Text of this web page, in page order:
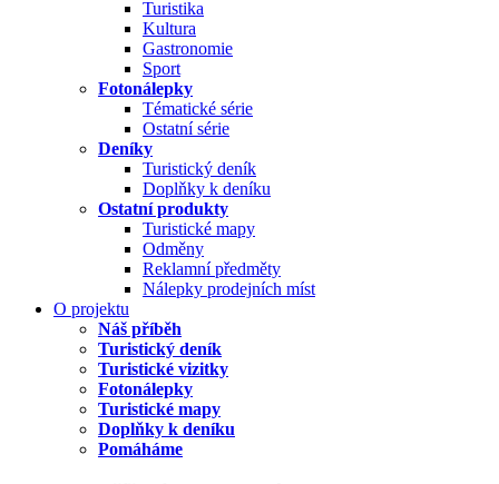
Turistika
Kultura
Gastronomie
Sport
Fotonálepky
Tématické série
Ostatní série
Deníky
Turistický deník
Doplňky k deníku
Ostatní produkty
Turistické mapy
Odměny
Reklamní předměty
Nálepky prodejních míst
O projektu
Náš příběh
Turistický deník
Turistické vizitky
Fotonálepky
Turistické mapy
Doplňky k deníku
Pomáháme